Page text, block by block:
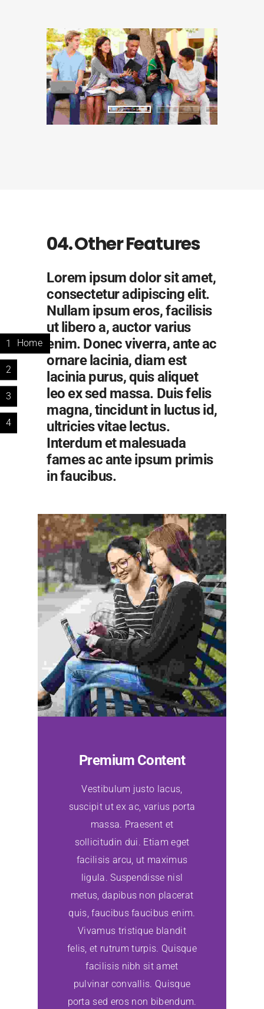
04. Other Features
Lorem ipsum dolor sit amet,
consectetur adipiscing elit.
Nullam ipsum eros, facilisis
ut libero a, auctor varius
enim. Donec viverra, ante ac
ornare lacinia, diam est
lacinia purus, quis aliquet
leo ex sed massa. Duis felis
magna, tincidunt in luctus id,
ultricies vitae lectus.
Interdum et malesuada
fames ac ante ipsum primis
in faucibus.
Premium Content
Vestibulum justo lacus,
suscipit ut ex ac, varius porta
massa. Praesent et
sollicitudin dui. Etiam eget
facilisis arcu, ut maximus
ligula. Suspendisse nisl
metus, dapibus non placerat
quis, faucibus faucibus enim.
Vivamus tristique blandit
felis, et rutrum turpis. Quisque
facilisis nibh sit amet
pulvinar convallis. Quisque
porta sed eros non bibendum.
1 Home
2
3
4